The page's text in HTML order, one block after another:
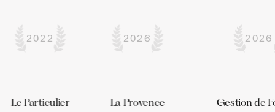
2022
Le Particulier
2026
La Provence
2026
Gestion de